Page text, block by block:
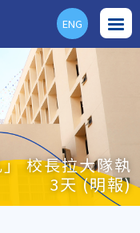
ENG
校長拉大隊執
3天 (明報)